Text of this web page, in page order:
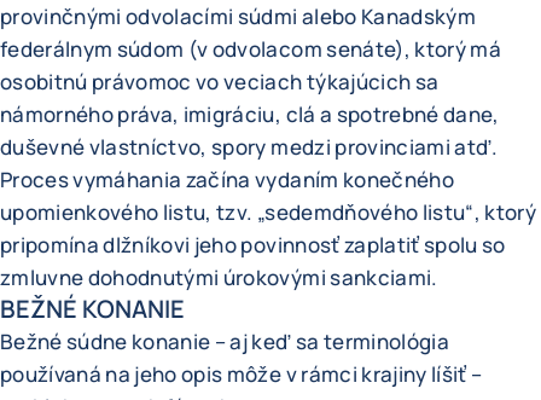
provinčnými odvolacími súdmi alebo Kanadským
federálnym súdom (v odvolacom senáte), ktorý má
osobitnú právomoc vo veciach týkajúcich sa
námorného práva, imigráciu, clá a spotrebné dane,
duševné vlastníctvo, spory medzi provinciami atď.
Proces vymáhania začína vydaním konečného
upomienkového listu, tzv. „sedemdňového listu“, ktorý
pripomína dlžníkovi jeho povinnosť zaplatiť spolu so
zmluvne dohodnutými úrokovými sankciami.
BEŽNÉ KONANIE
Bežné súdne konanie – aj keď sa terminológia
používaná na jeho opis môže v rámci krajiny líšiť –